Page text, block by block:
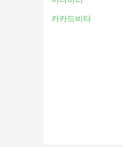
담요, 음료 및 간식
버스로 여행하면
항상 주행 거리와
을 두 배로 절약할
버스는 기차
비행기 여행
제선에서도
도가 설정되
카카드비타